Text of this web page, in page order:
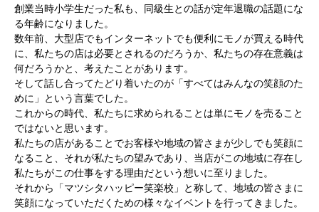
創業当時小学生だった私も、同級生との話が定年退職の話題にな
る年齢になりました。
数年前、大型店でもインターネットでも便利にモノが買える時代
に、私たちの店は必要とされるのだろうか、私たちの存在意義は
何だろうかと、考えたことがあります。
そして話し合ってたどり着いたのが「すべてはみんなの笑顔のた
めに」という言葉でした。
これからの時代、私たちに求められることは単にモノを売ること
ではないと思います。
私たちの店があることでお客様や地域の皆さまが少しでも笑顔に
なること、それが私たちの望みであり、当店がこの地域に存在し
私たちがこの仕事をする理由だという想いに至りました。
それから「マツシタハッピー笑楽校」と称して、地域の皆さまに
笑顔になっていただくための様々なイベントを行ってきました。